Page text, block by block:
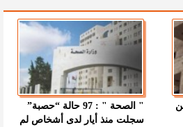
" الصحة " : 97 حالة “حصبة”
سجلت منذ أيار لدى أشخاص لم